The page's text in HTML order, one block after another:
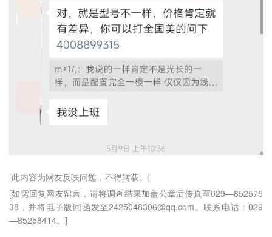
[此内容为网友反映问题，不得转载。]
[如需回复网友留言，请将调查结果加盖公章后传真至029—852575
38，并将电子版回函发至2425048306@qq.com。联系电话：029
—85258414。]